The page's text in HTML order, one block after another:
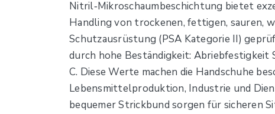
Nitril‑Mikroschaumbeschichtung bietet
Handling von trockenen, fettigen, sauren,
Schutzausrüstung (PSA Kategorie II)
durch hohe Beständigkeit:
C. Diese Werte machen die Handschuhe
Lebensmittelproduktion, Industrie und
bequemer Strickbund sorgen für sicheren